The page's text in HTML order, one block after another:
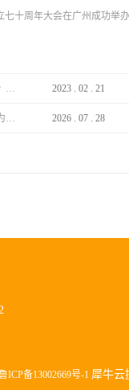
十周年大会在广州成功举
2023 . 02 . 21
2026 . 07 . 28
ICP备13002669号-1 犀牛云